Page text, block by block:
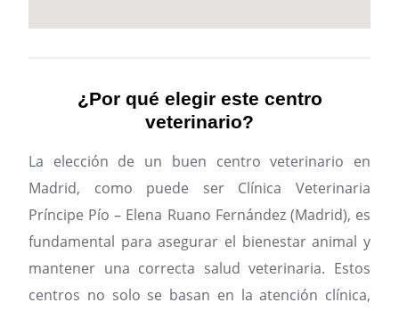
¿Por qué elegir este centro
veterinario?
La elección de un buen centro veterinario en
Madrid, como puede ser Clínica Veterinaria
Príncipe Pío – Elena Ruano Fernández (Madrid), es
fundamental para asegurar el bienestar animal y
mantener una correcta salud veterinaria. Estos
centros no solo se basan en la atención clínica,